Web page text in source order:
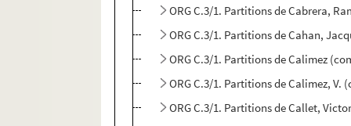
ORG C.3/1. Partitions de Cabrera,
ORG C.3/1. Partitions de Cahan,
ORG C.3/1. Partitions de Calimez
ORG C.3/1. Partitions de Calimez, V.
ORG C.3/1. Partitions de Callet,